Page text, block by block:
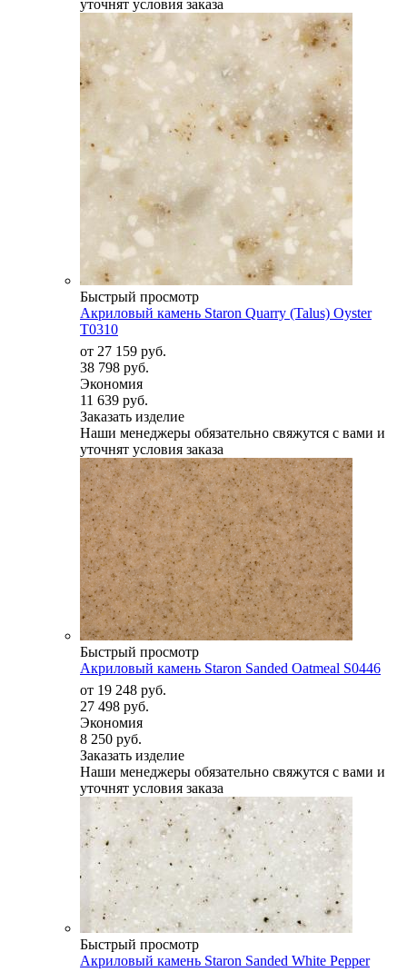
уточнят условия заказа
Быстрый просмотр
Акриловый камень Staron Quarry (Talus) Oyster
T0310
от 27 159 руб.
38 798 руб.
Экономия
11 639 руб.
Заказать изделие
Наши менеджеры обязательно свяжутся с вами и
уточнят условия заказа
Быстрый просмотр
Акриловый камень Staron Sanded Oatmeal S0446
от 19 248 руб.
27 498 руб.
Экономия
8 250 руб.
Заказать изделие
Наши менеджеры обязательно свяжутся с вами и
уточнят условия заказа
Быстрый просмотр
Акриловый камень Staron Sanded White Pepper